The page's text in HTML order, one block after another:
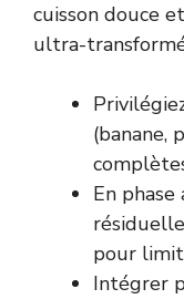
cuisson douce
ultra-
(banane,
En
pour
Intégrer